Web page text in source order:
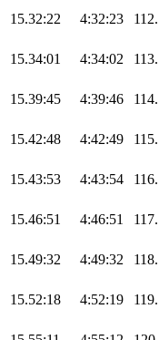
15.32:22 4:32:23 112.
15.34:01 4:34:02 113.
15.39:45 4:39:46 114.
15.42:48 4:42:49 115.
15.43:53 4:43:54 116.
15.46:51 4:46:51 117.
15.49:32 4:49:32 118.
15.52:18 4:52:19 119.